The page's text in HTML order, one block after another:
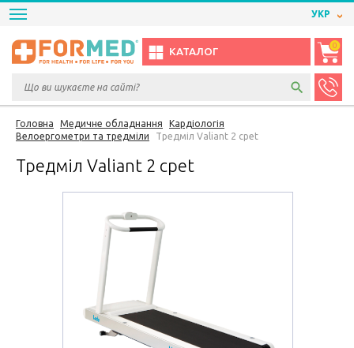
УКР
КАТАЛОГ
0
Головна Медичне обладнання
Кардіологія
Велоергометри та тредміли
Тредміл Valiant 2 cpet
Тредміл Valiant 2 cpet